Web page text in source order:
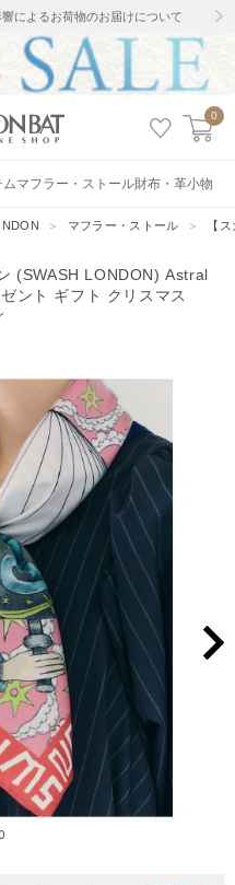
によるお荷物のお届けについて
0
ムマフラー・ストール財布・革小物
＞ マフラー・ストール ＞ 【
(SWASH LONDON) Astral
ント ギフト クリスマス